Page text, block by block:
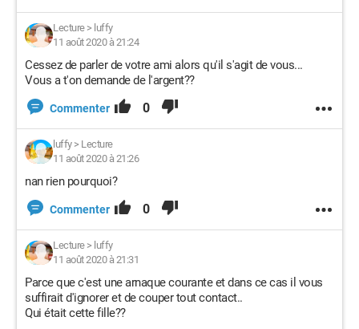
Lecture> luffy
11 août 2020 à 21:24
Cessez de parler de votre ami alors qu'il s'agit de vous...
Vous a t'on demande de l'argent??
Commenter 0
luffy> Lecture
11 août 2020 à 21:26
nan rien pourquoi?
Commenter 0
Lecture> luffy
11 août 2020 à 21:31
Parce que c'est une arnaque courante et dans ce cas il vous
suffirait d'ignorer et de couper tout contact..
Qui était cette fille??